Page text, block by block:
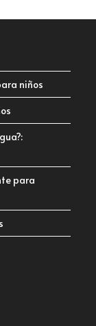
niños
para